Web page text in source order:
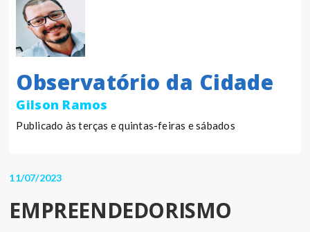
Observatório da Cidade
Gilson Ramos
Publicado às terças e quintas-feiras e sábados
11/07/2023
EMPREENDEDORISMO